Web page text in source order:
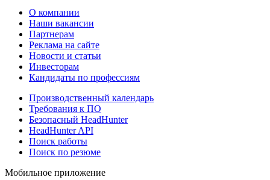
О компании
Наши вакансии
Партнерам
Реклама на сайте
Новости и статьи
Инвесторам
Кандидаты по профессиям
Производственный календарь
Требования к ПО
Безопасный HeadHunter
HeadHunter API
Поиск работы
Поиск по резюме
Мобильное приложение